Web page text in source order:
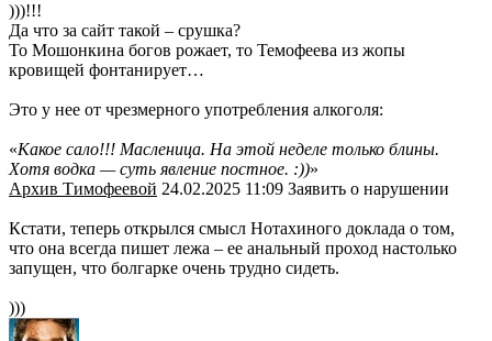
)))!!!
Да что за сайт такой – срушка?
То Мошонкина богов рожает, то Темофеева из жопы
кровищей фонтанирует…
Это у нее от чрезмерного употребления алкоголя:
«Какое сало!!! Масленица. На этой неделе только блины.
Хотя водка — суть явление постное. :))»
Архив Тимофеевой 24.02.2025 11:09 Заявить о нарушении
Кстати, теперь открылся смысл Нотахиного доклада о том,
что она всегда пишет лежа – ее анальный проход настолько
запущен, что болгарке очень трудно сидеть.
)))